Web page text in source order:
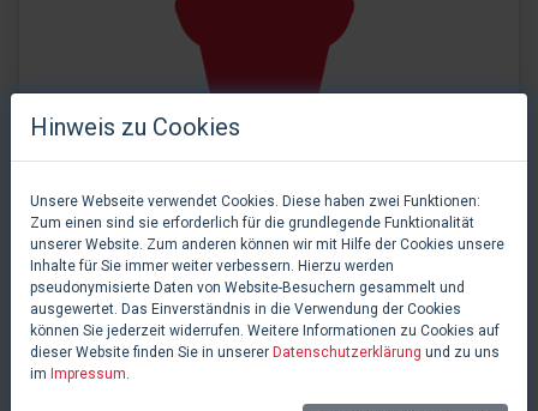
0 Likes
Alan Zachary
Hinweis zu Cookies
Unsere Webseite verwendet Cookies. Diese haben zwei Funktionen:
Zum einen sind sie erforderlich für die grundlegende Funktionalität
unserer Website. Zum anderen können wir mit Hilfe der Cookies unsere
Inhalte für Sie immer weiter verbessern. Hierzu werden
pseudonymisierte Daten von Website-Besuchern gesammelt und
ausgewertet. Das Einverständnis in die Verwendung der Cookies
können Sie jederzeit widerrufen. Weitere Informationen zu Cookies auf
dieser Website finden Sie in unserer Datenschutzerklärung und zu uns
im Impressum.